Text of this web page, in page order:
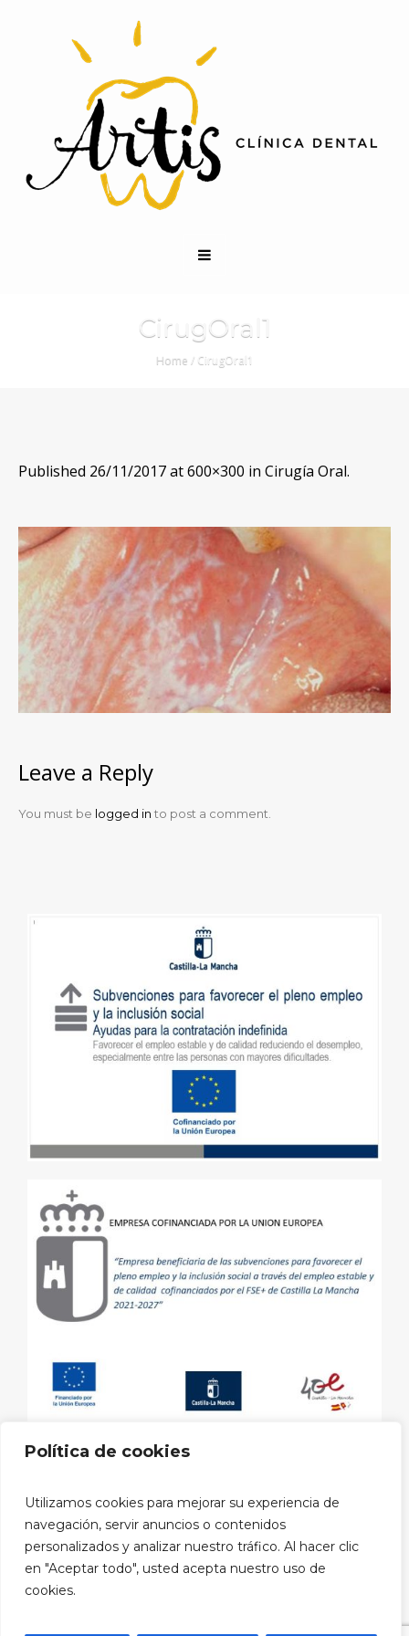
Política de cookies
Utilizamos cookies para mejorar su experiencia de
navegación, servir anuncios o contenidos
personalizados y analizar nuestro tráfico. Al hacer clic
en "Aceptar todo", usted acepta nuestro uso de
cookies.
CirugOral1
Home / CirugOral1
Published 26/11/2017at 600×300 in Cirugía Oral.
Leave a Reply
You must be logged in to post a comment.
Política privacidad RRSS
Copyright © 2026 Clínica Dental ARTIS Cuenca
Diseño web: